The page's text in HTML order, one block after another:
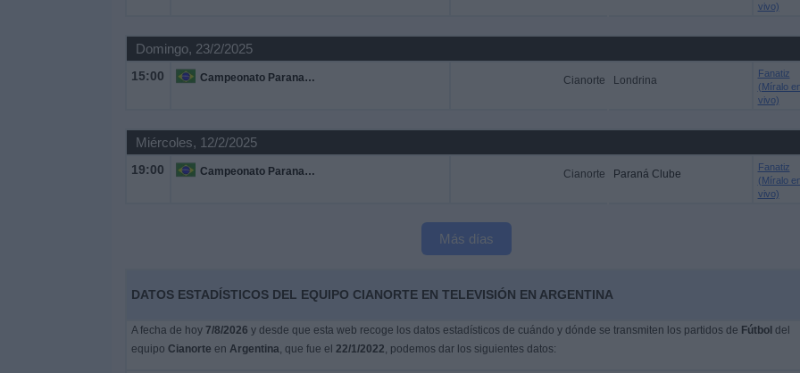
vivo)
Domingo, 23/2/2025
15:00 Campeonato Paranaense Cianorte Londrina
Fanatiz
(Míralo en
vivo)
Miércoles, 12/2/2025
19:00 Campeonato Paranaense Cianorte Paraná Clube
Fanatiz
(Míralo en
vivo)
Más días
DATOS ESTADÍSTICOS DEL EQUIPO CIANORTE EN TELEVISIÓN EN ARGENTINA
A fecha de hoy 7/8/2026 y desde que esta web recoge los datos estadísticos de cuándo y dónde se transmiten los partidos de Fútbol del
equipo Cianorte en Argentina, que fue el 22/1/2022, podemos dar los siguientes datos: